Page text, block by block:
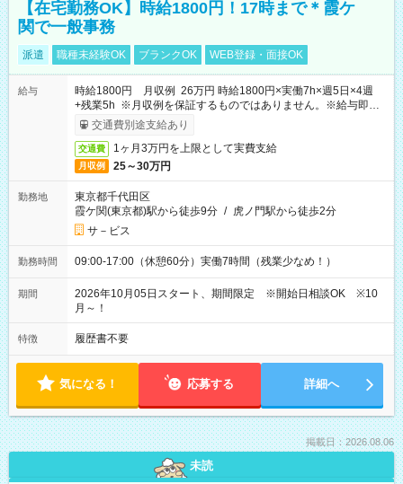
【在宅勤務OK】時給1800円！17時まで＊霞ケ
関で一般事務
派遣 職種未経験OK ブランクOK WEB登録・面接OK
給与
時給1800円 月収例 26万円 時給1800円×実働7h×週5日×4週
+残業5h ※月収例を保証するものではありません。※給与即受
取りサービス利用可（利用条件有）
交通費別途支給あり
交通費 1ヶ月3万円を上限として実費支給
月収例 25～30万円
勤務地
東京都千代田区
霞ケ関(東京都)駅から徒歩9分 / 虎ノ門駅から徒歩2分
サ－ビス
勤務時間 09:00-17:00（休憩60分）実働7時間（残業少なめ！）
期間
2026年10月05日スタート、期間限定 ※開始日相談OK ※10
月～！
特徴 履歴書不要
気になる！ 応募する 詳細へ
掲載日：2026.08.06
未読